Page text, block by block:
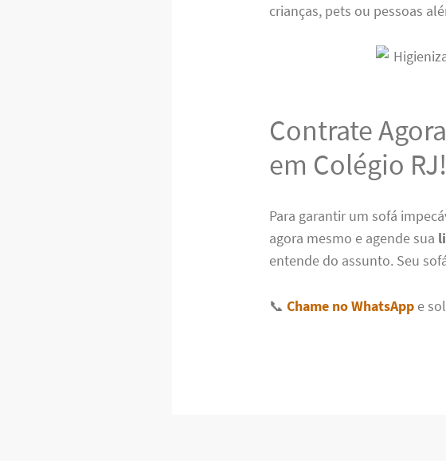
crianças, pets ou pessoas
Contrate
em Colégio RJ!
Para garantir um sofá
agora mesmo e agende sua
entende do assunto. Seu
📞Chame no WhatsApp e